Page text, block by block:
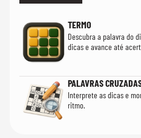
TERMO
Descubra a palavra do
dicas e avance até
PALAVRAS
Interprete as dicas e
ritmo.